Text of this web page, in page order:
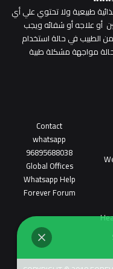
طبيعية ولا تحتوي علي أي
أو علاجه أو شفائه ويجب
الطبيب في حالة استخدام
حالة مواجهة مشكلة طبية
Contact
whatsapp
96895688038
Global Offices
Whatsapp Help
Forever Forum